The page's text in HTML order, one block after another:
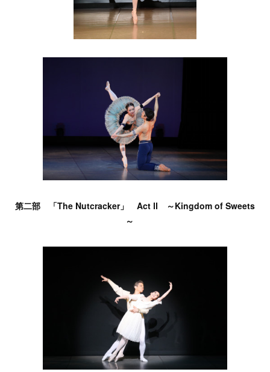
第二部 「The Nutcracker」 Act Ⅱ ～Kingdom of Sweets
～